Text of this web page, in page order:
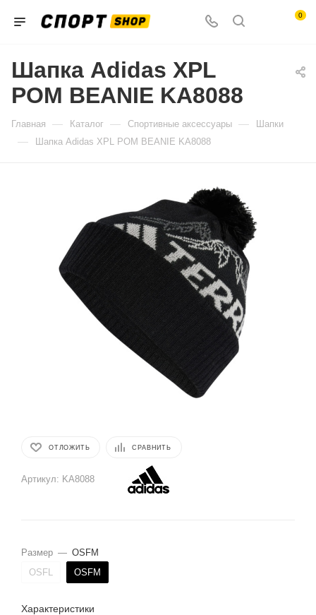
0
Шапка Adidas XPL
POM BEANIE KA8088
Главная — Каталог — Спортивные аксессуары — Шапки
— Шапка Adidas XPL POM BEANIE KA8088
ОТЛОЖИТЬ СРАВНИТЬ
Артикул: KA8088
Размер — OSFM
OSFL
OSFM
Характеристики